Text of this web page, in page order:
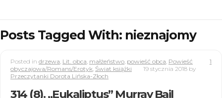
Posts Tagged With: nieznajomy
1
Posted in drzewa Lit. obca małżeństwo powieść obca Powieść
obyczajowa/Romans/Erotyk Świat książki 19 stycznia 2018 by
Przeczytanki Dorota Lińska-Złoch
314 (8). „Eukaliptus” Murray Bail